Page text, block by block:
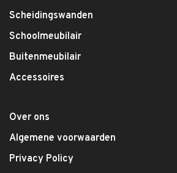
Scheidingswanden
Schoolmeubilair
Buitenmeubilair
Accessoires
Over ons
Algemene voorwaarden
Privacy Policy